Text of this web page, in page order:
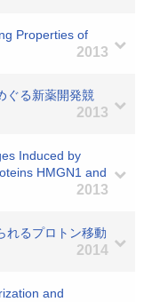
Properties of
2013
ぐる新薬開発競
2013
Induced by
HMGN1 and
2013
れるプロトン移動
2014
and